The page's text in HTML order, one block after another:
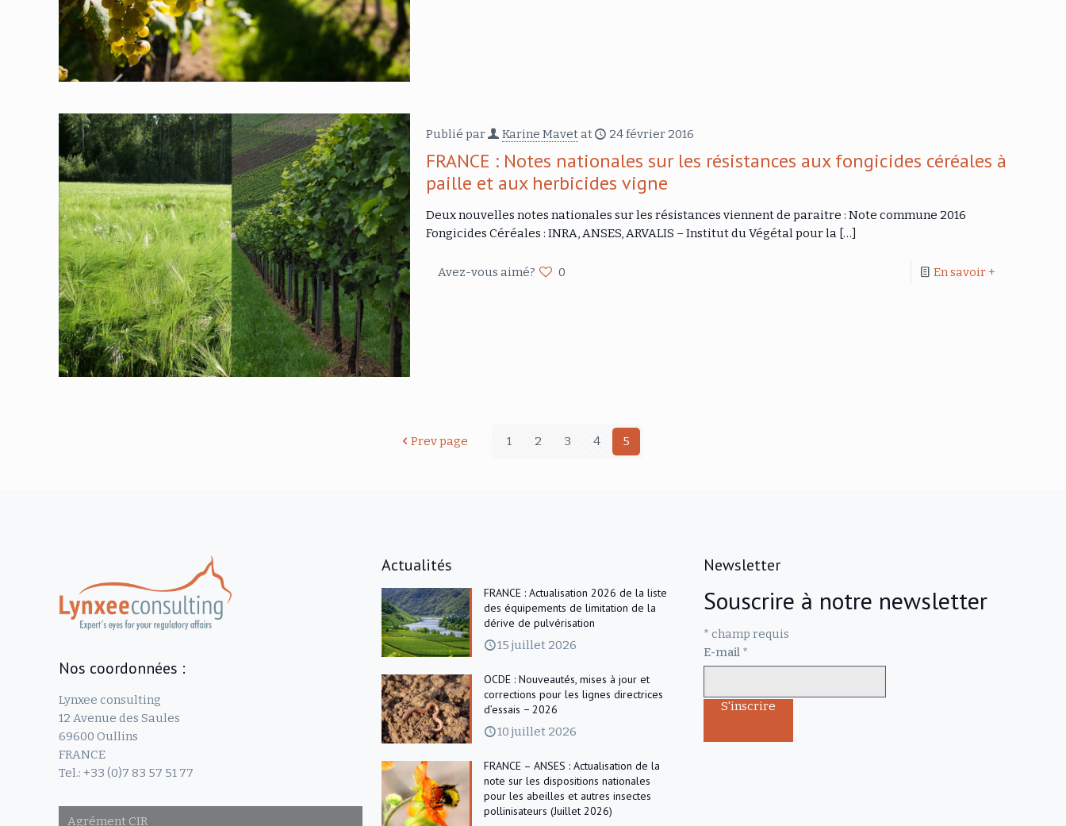
Publié par Karine Mavet at 24 février 2016
FRANCE : Notes nationales sur les résistances aux fongicides céréales à
paille et aux herbicides vigne
Deux nouvelles notes nationales sur les résistances viennent de paraitre : Note commune 2016
Fongicides Céréales : INRA, ANSES, ARVALIS – Institut du Végétal pour la[…]
Avez-vous aimé? 0 En savoir +
Prev page 1 2 3 4 5
Nos coordonnées :
Lynxee consulting
12 Avenue des Saules
69600 Oullins
FRANCE
Tel.: +33 (0)7 83 57 51 77
Agrément CIR
Actualités
FRANCE : Actualisation 2026 de la liste
des équipements de limitation de la
dérive de pulvérisation
15 juillet 2026
OCDE : Nouveautés, mises à jour et
corrections pour les lignes directrices
d’essais − 2026
10 juillet 2026
FRANCE – ANSES : Actualisation de la
note sur les dispositions nationales
pour les abeilles et autres insectes
pollinisateurs (Juillet 2026)
Newsletter
Souscrire à notre newsletter
* champ requis
E-mail *